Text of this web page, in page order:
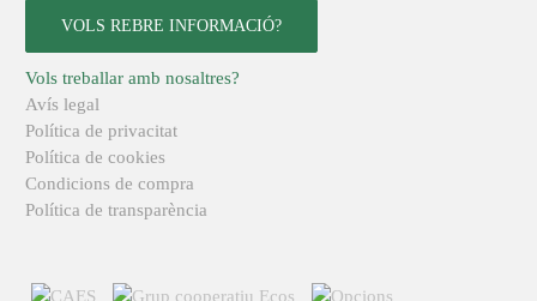
VOLS REBRE INFORMACIÓ?
Vols treballar amb nosaltres?
Avís legal
Política de privacitat
Política de cookies
Condicions de compra
Política de transparència